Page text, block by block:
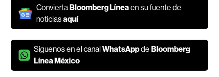
ConviertaBloomberg Línea en su fuente de
noticiasaquí
Síguenos en el canalWhatsAppdeBloomberg
Línea México